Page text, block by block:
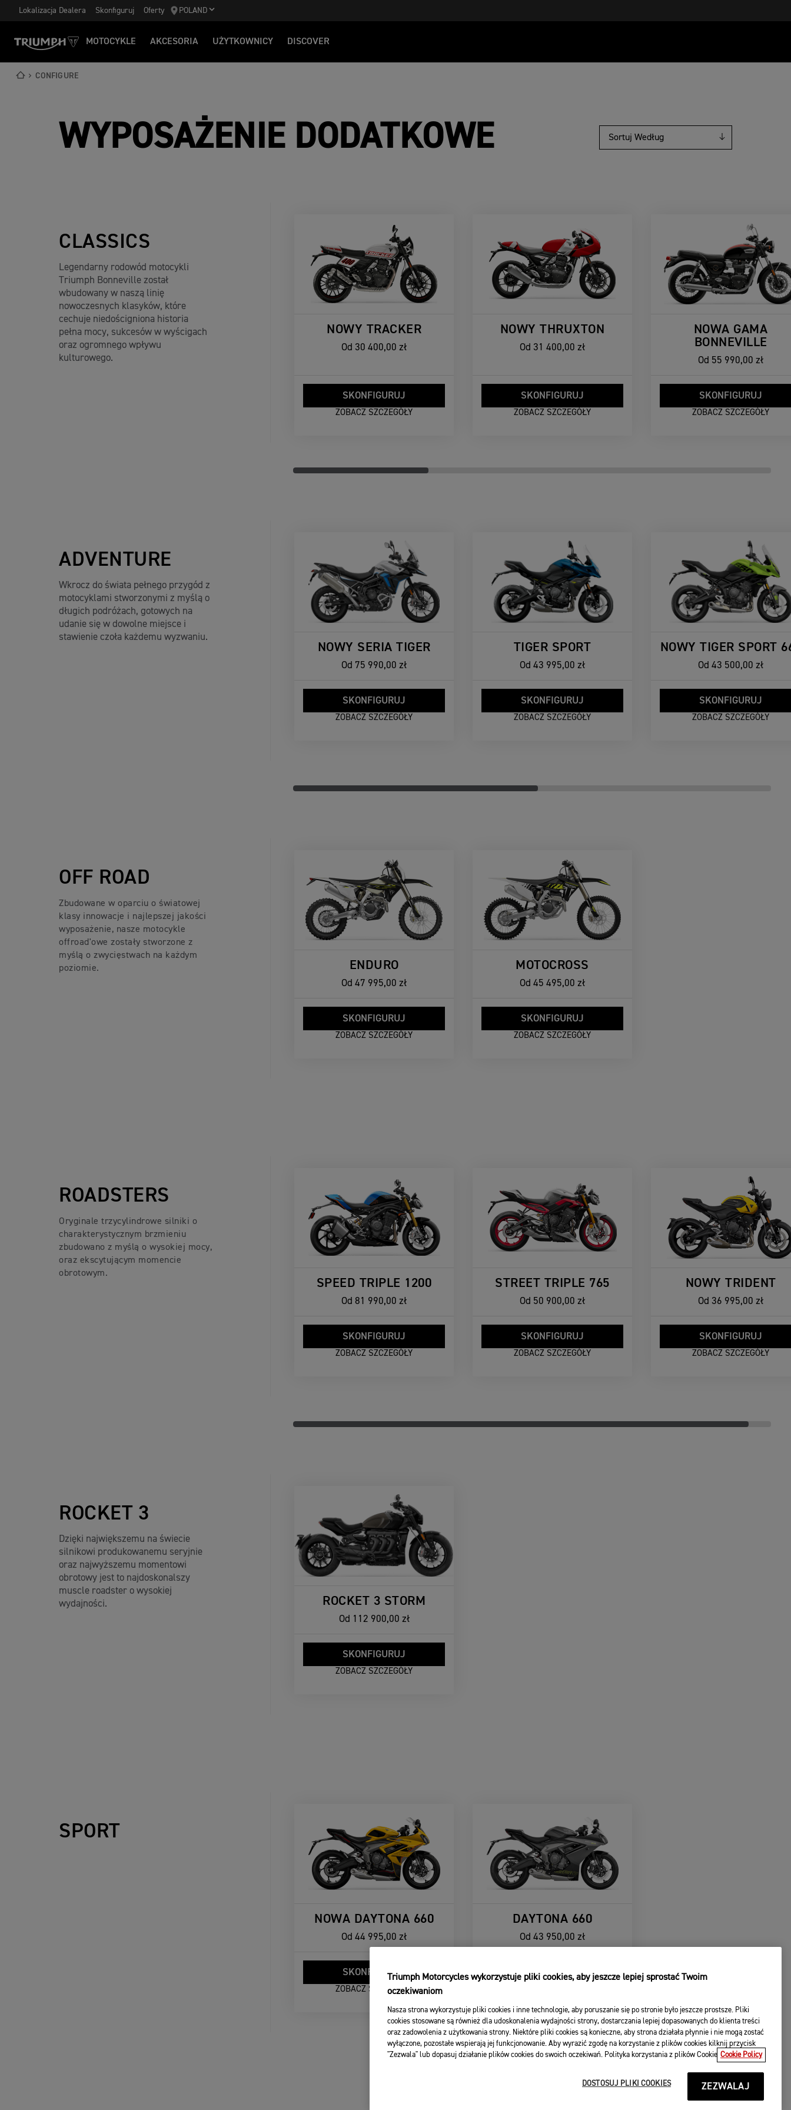
Lokalizacja Dealera Skonfiguruj Oferty POLAND
MOTOCYKLE AKCESORIA UŻYTKOWNICY DISCOVER
CONFIGURE
WYPOSAŻENIE DODATKOWE
CLASSICS
Legendarny rodowód motocykli
Triumph Bonneville został
wbudowany w naszą linię
nowoczesnych klasyków, które
cechuje niedościgniona historia
pełna mocy, sukcesów w wyścigach
oraz ogromnego wpływu
kulturowego.
NOWY TRACKER
Od 30 400,00 zł
SKONFIGURUJ
ZOBACZ SZCZEGÓŁY
NOWY THRUXTON
Od 31 400,00 zł
SKONFIGURUJ
ZOBACZ SZCZEGÓŁY
NOWA GAMA
BONNEVILLE
Od 55 990,00 zł
SKONFIGURUJ
ZOBACZ SZCZEGÓŁY
ADVENTURE
Wkrocz do świata pełnego przygód z
motocyklami stworzonymi z myślą o
długich podróżach, gotowych na
udanie się w dowolne miejsce i
stawienie czoła każdemu wyzwaniu.
NOWY SERIA TIGER
Od 75 990,00 zł
SKONFIGURUJ
ZOBACZ SZCZEGÓŁY
TIGER SPORT
Od 43 995,00 zł
SKONFIGURUJ
ZOBACZ SZCZEGÓŁY
NOWY TIGER SPORT
Od 43 500,00 zł
SKONFIGURUJ
ZOBACZ SZCZEGÓŁY
OFF ROAD
Zbudowane w oparciu o światowej
klasy innowacje i najlepszej jakości
wyposażenie, nasze motocykle
offroad'owe zostały stworzone z
myślą o zwycięstwach na każdym
poziomie.
ENDURO
Od 47 995,00 zł
SKONFIGURUJ
ZOBACZ SZCZEGÓŁY
MOTOCROSS
Od 45 495,00 zł
SKONFIGURUJ
ZOBACZ SZCZEGÓŁY
ROADSTERS
Oryginale trzycylindrowe silniki o
charakterystycznym brzmieniu
zbudowano z myślą o wysokiej mocy,
oraz ekscytującym momencie
obrotowym.
SPEED TRIPLE 1200
Od 81 990,00 zł
SKONFIGURUJ
ZOBACZ SZCZEGÓŁY
STREET TRIPLE 765
Od 50 900,00 zł
SKONFIGURUJ
ZOBACZ SZCZEGÓŁY
NOWY TRIDENT
Od 36 995,00 zł
SKONFIGURUJ
ZOBACZ SZCZEGÓŁY
ROCKET 3
Dzięki największemu na świecie
silnikowi produkowanemu seryjnie
oraz najwyższemu momentowi
obrotowy jest to najdoskonalszy
muscle roadster o wysokiej
wydajności.
ROCKET 3 STORM
Od 112 900,00 zł
SKONFIGURUJ
ZOBACZ SZCZEGÓŁY
SPORT
NOWA DAYTONA 660
Od 44 995,00 zł
SKONFIGURUJ
ZOBACZ SZCZEGÓŁY
DAYTONA 660
Od 43 950,00 zł
SKONFIGURUJ
Triumph Motorcycles wykorzystuje pliki cookies, aby jeszcze lepiej sprostać Twoim
oczekiwaniom
Nasza strona wykorzystuje pliki cookies i inne technologie, aby poruszanie się po stronie było jeszcze prostsze. Pliki
cookies stosowane są również dla udoskonalenia wydajności strony, dostarczania lepiej dopasowanych do klienta treści
oraz zadowolenia z użytkowania strony. Niektóre pliki cookies są konieczne, aby strona działała płynnie i nie mogą zostać
wyłączone, pozostałe wspierają jej funkcjonowanie. Aby wyrazić zgodę na korzystanie z plików cookies kilknij przycisk
"Zezwala" lub dopasuj działanie plików cookies do swoich oczekiwań. Polityka korzystania z plików Cookie Cookie Policy
DOSTOSUJ PLIKI COOKIES ZEZWALAJ